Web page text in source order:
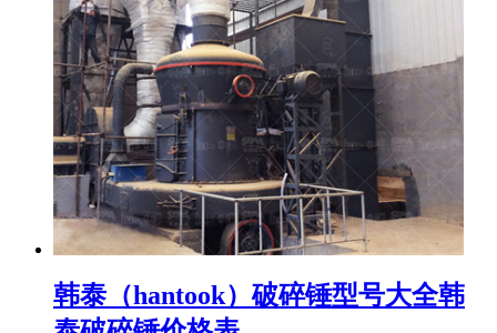
韩泰（hantook）破碎锤型号大全韩